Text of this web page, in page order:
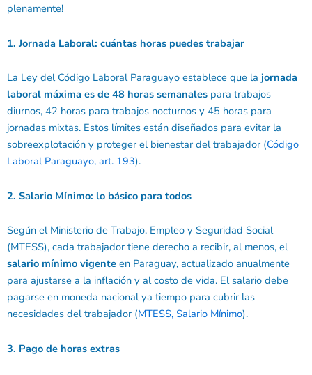
plenamente!
1. Jornada Laboral: cuántas horas puedes trabajar
La Ley del Código Laboral Paraguayo establece que la jornada
laboral máxima es de 48 horas semanales para trabajos
diurnos, 42 horas para trabajos nocturnos y 45 horas para
jornadas mixtas. Estos límites están diseñados para evitar la
sobreexplotación y proteger el bienestar del trabajador (Código
Laboral Paraguayo, art. 193).
2. Salario Mínimo: lo básico para todos
Según el Ministerio de Trabajo, Empleo y Seguridad Social
(MTESS), cada trabajador tiene derecho a recibir, al menos, el
salario mínimo vigente en Paraguay, actualizado anualmente
para ajustarse a la inflación y al costo de vida. El salario debe
pagarse en moneda nacional ya tiempo para cubrir las
necesidades del trabajador (MTESS, Salario Mínimo).
3. Pago de horas extras